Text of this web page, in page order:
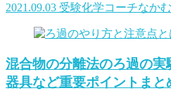
2021.09.03 受験化学コーチなか
混合物の分離法のろ過の
器具など重要ポイントまと